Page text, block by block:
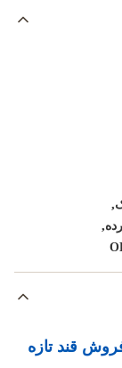
,
,
قند تازه